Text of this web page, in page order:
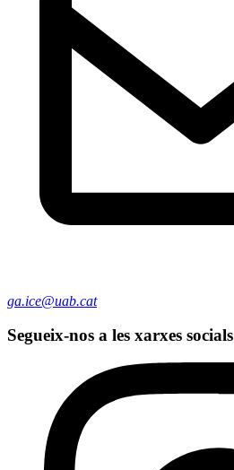
ga.ice@uab.cat
Segueix-nos a les xarxes socials